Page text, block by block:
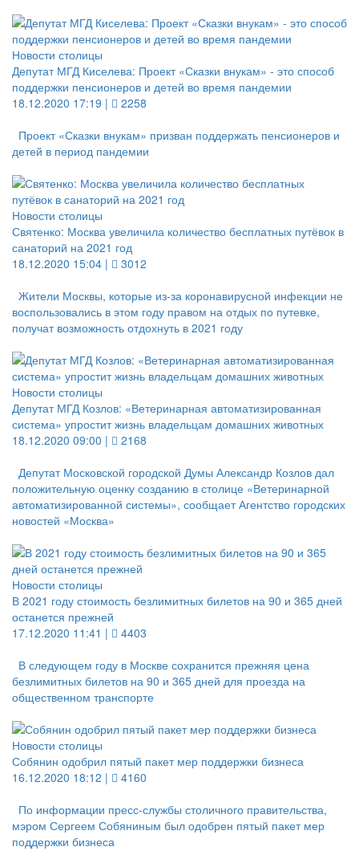
Новости столицы
Депутат МГД Киселева: Проект «Сказки внукам» - это способ
поддержки пенсионеров и детей во время пандемии
18.12.2020 17:19 |
2258
Проект «Сказки внукам» призван поддержать пенсионеров и
детей в период пандемии
Новости столицы
Святенко: Москва увеличила количество бесплатных путёвок в
санаторий на 2021 год
18.12.2020 15:04 |
3012
Жители Москвы, которые из-за коронавирусной инфекции не
воспользовались в этом году правом на отдых по путевке,
получат возможность отдохнуть в 2021 году
Новости столицы
Депутат МГД Козлов: «Ветеринарная автоматизированная
система» упростит жизнь владельцам домашних животных
18.12.2020 09:00 |
2168
Депутат Московской городской Думы Александр Козлов дал
положительную оценку созданию в столице «Ветеринарной
автоматизированной системы», сообщает Агентство городских
новостей «Москва»
Новости столицы
В 2021 году стоимость безлимитных билетов на 90 и 365 дней
останется прежней
17.12.2020 11:41 |
4403
В следующем году в Москве сохранится прежняя цена
безлимитных билетов на 90 и 365 дней для проезда на
общественном транспорте
Новости столицы
Собянин одобрил пятый пакет мер поддержки бизнеса
16.12.2020 18:12 |
4160
По информации пресс-службы столичного правительства,
мэром Сергеем Собяниным был одобрен пятый пакет мер
поддержки бизнеса